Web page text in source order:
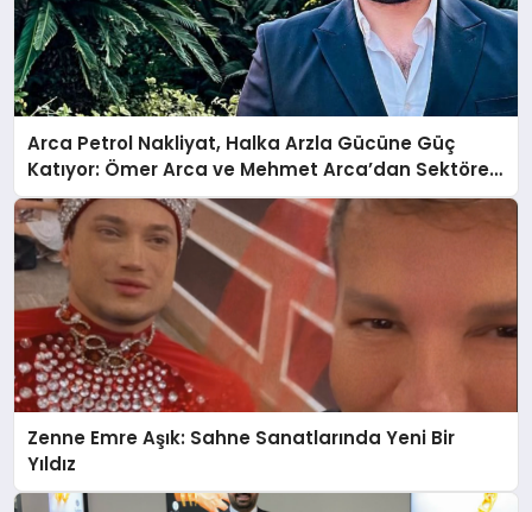
Arca Petrol Nakliyat, Halka Arzla Gücüne Güç
Katıyor: Ömer Arca ve Mehmet Arca’dan Sektöre
Güçlü Yatırım
Zenne Emre Aşık: Sahne Sanatlarında Yeni Bir
Yıldız